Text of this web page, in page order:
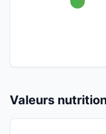
Valeurs